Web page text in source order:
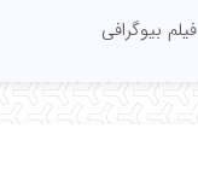
فیلم بیوگرافی